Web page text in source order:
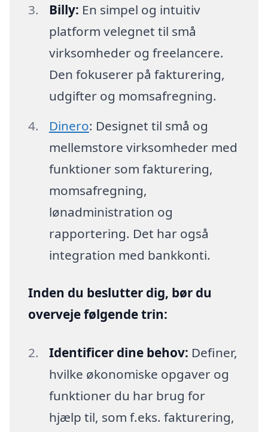
Billy: En simpel og intuitiv
platform velegnet til små
virksomheder og freelancere.
Den fokuserer på fakturering,
udgifter og momsafregning.
Dinero: Designet til små og
mellemstore virksomheder med
funktioner som fakturering,
momsafregning,
lønadministration og
rapportering. Det har også
integration med bankkonti.
Inden du beslutter dig, bør du
overveje følgende trin:
Identificer dine behov: Definer,
hvilke økonomiske opgaver og
funktioner du har brug for
hjælp til, som f.eks. fakturering,